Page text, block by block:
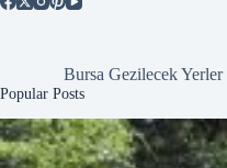
Bursa Gezilecek Yerler
Popular Posts